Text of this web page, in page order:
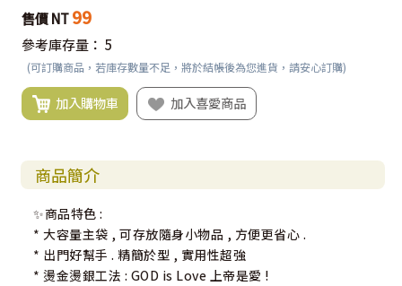
售價 NT 99
參考庫存量： 5
(可訂購商品，若庫存數量不足，將於結帳後為您進貨，請安心訂購)
加入購物車 加入喜愛商品
商品簡介
✨商品特色 :
* 大容量主袋 , 可存放隨身小物品 , 方便更省心 .
* 出門好幫手 . 精簡於型 , 實用性超強
* 燙金燙銀工法 : GOD is Love 上帝是愛 !